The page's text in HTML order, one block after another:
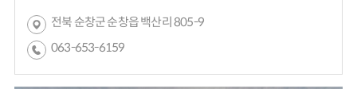
전북 순창군 순창읍 백산리 805-9
063-653-6159